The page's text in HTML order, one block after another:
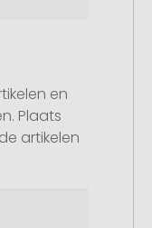
en
Plaats
artikelen